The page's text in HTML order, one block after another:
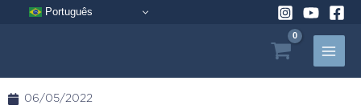
Português
06/05/2022